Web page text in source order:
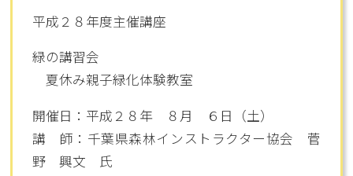
平成２８年度主催講座
緑の講習会
夏休み親子緑化体験教室
開催日：平成２８年 ８月 ６日（土）
講 師：千葉県森林インストラクター協会 菅
野 興文 氏